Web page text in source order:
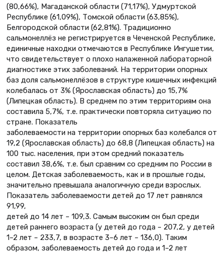
(80,66%), Магаданской области (71,17%), Удмуртской
Республике (61,09%), Томской области (63,85%),
Белгородской области (62,81%). Традиционно
сальмонеллёз не регистрируется в Чеченской Республике,
единичные находки отмечаются в Республике Ингушетии,
что свидетельствует о плохо налаженной лабораторной
диагностике этих заболеваний. На территории опорных
баз доля сальмонеллёзов в структуре кишечных инфекций
колебалась от 3% (Ярославская область) до 15,7%
(Липецкая область). В среднем по этим территориям она
составила 5,7%, т.е. практически повторяла ситуацию по
стране. Показатель
заболеваемости на территории опорных баз колебался от
19,2 (Ярославская область) до 68,8 (Липецкая область) на
100 тыс. населения, при этом средний показатель
составил 38,6%, т.е. был сравним со средним по России в
целом. Детская заболеваемость, как и в прошлые годы,
значительно превышала аналогичную среди взрослых.
Показатель заболеваемости детей до 17 лет равнялся
91,99,
детей до 14 лет – 109,3. Самым высоким он был среди
детей раннего возраста (у детей до года – 207,2, у детей
1–2 лет – 233,7, в возрасте 3–6 лет – 136,0). Таким
образом, заболеваемость детей до года и 1–2 лет